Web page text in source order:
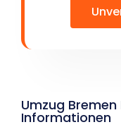
Umzug
Informationen